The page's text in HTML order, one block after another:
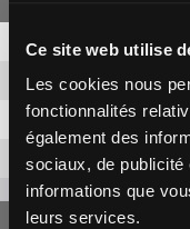
Ce site web utilise
Les cookies nous
fonctionnalités
également des
sociaux, de
informations que
leurs services.
8 3,40 €
6
1
4